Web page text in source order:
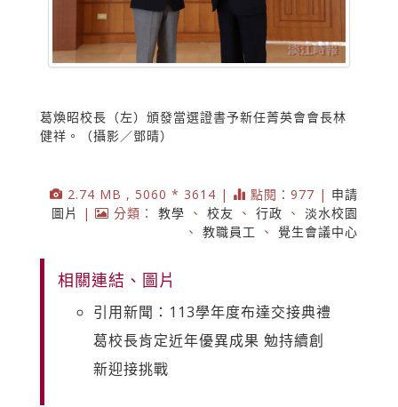
葛煥昭校長（左）頒發當選證書予新任菁英會會長林
健祥。（攝影／鄧晴）
2.74 MB , 5060 * 3614 | 點閱：977 | 申請
圖片
| 分類： 教學 、 校友 、 行政 、 淡水校園
、 教職員工 、 覺生會議中心
相關連結、圖片
引用新聞：113學年度布達交接典禮
葛校長肯定近年優異成果 勉持續創
新迎接挑戰